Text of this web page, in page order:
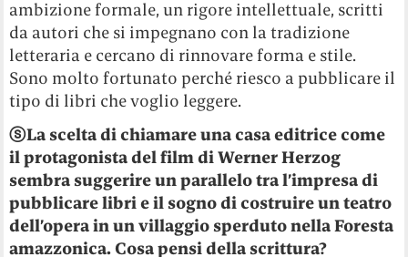
ambizione formale, un rigore intellettuale, scritti
da autori che si impegnano con la tradizione
letteraria e cercano di rinnovare forma e stile.
Sono molto fortunato perché riesco a pubblicare il
tipo di libri che voglio leggere.
ⓢLa scelta di chiamare una casa editrice come
il protagonista del film di Werner Herzog
sembra suggerire un parallelo tra l’impresa di
pubblicare libri e il sogno di costruire un teatro
dell’opera in un villaggio sperduto nella Foresta
amazzonica. Cosa pensi della scrittura?